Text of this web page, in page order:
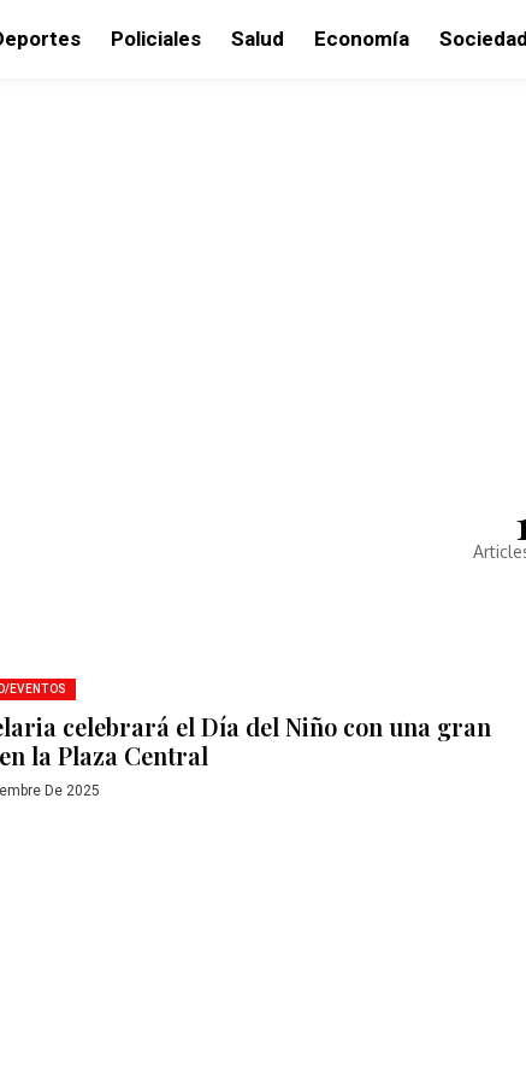
Policiales Salud Economía
EVENTOS
celebrará el Día del Niño con una gran
la Plaza Central
De 2025